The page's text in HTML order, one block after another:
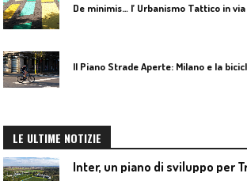
De minimis… l’ Urbanismo Tattico in
Il Piano Strade Aperte: Milano e la
LE ULTIME NOTIZIE